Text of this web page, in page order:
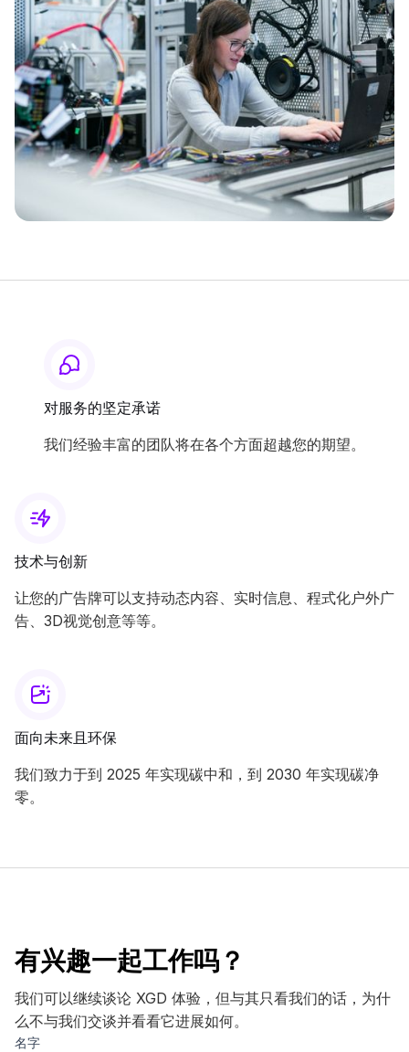
对服务的坚定承诺
我们经验丰富的团队将在各个方面超越您的期望。
技术与创新
让您的广告牌可以支持动态内容、实时信息、程式化户外广
告、3D视觉创意等等。
面向未来且环保
我们致力于到 2025 年实现碳中和，到 2030 年实现碳净
零。
有兴趣一起工作吗？
我们可以继续谈论 XGD 体验，但与其只看我们的话，为什
么不与我们交谈并看看它进展如何。
名字